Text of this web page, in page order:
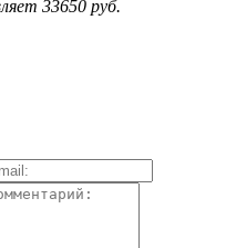
33650 руб.